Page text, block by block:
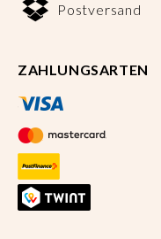
Postversand
ZAHLUNGSARTEN